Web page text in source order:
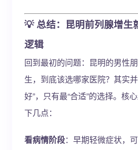
💡 总结：昆明前列腺增生
逻辑
回到最初的问题：昆明的男性
生，到底该选哪家医院？其实
好”，只有最“合适”的选择。核
下几点：
看病情阶段：早期轻微症状，